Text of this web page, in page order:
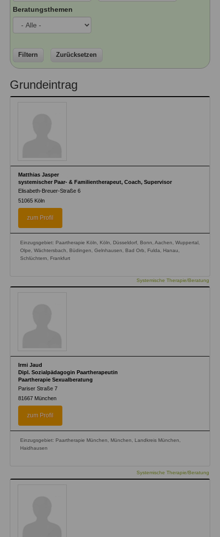
Qualitätssicherung
Qualität unserer Therapeuten
Familienthemen
Veranstaltungen
Seminare und Kurse
Fortbildungen
Ausbildungsinstitute
Information über Qualifikation
Liste der Fachverbände
Sitemap
Links
Formular zur Registrierung
Beratungsthemen
Filtern Zurücksetzen
Grundeintrag
Matthias Jasper
systemischer Paar- & Familientherapeut, Coach, Supervisor
Elisabeth-Breuer-Straße 6
51065 Köln
zum Profil
Einzugsgebiet: Paartherapie Köln, Köln, Düsseldorf, Bonn, Aachen, Wuppertal,
Olpe, Wächtersbach, Büdingen, Gelnhausen, Bad Orb, Fulda, Hanau,
Schlüchtern, Frankfurt
Systemische Therapie/Beratung
Irmi Jaud
Dipl. Sozialpädagogin Paartherapeutin
Paartherapie Sexualberatung
Pariser Straße 7
81667 München
zum Profil
Einzugsgebiet: Paartherapie München, München, Landkreis München,
Haidhausen
Systemische Therapie/Beratung